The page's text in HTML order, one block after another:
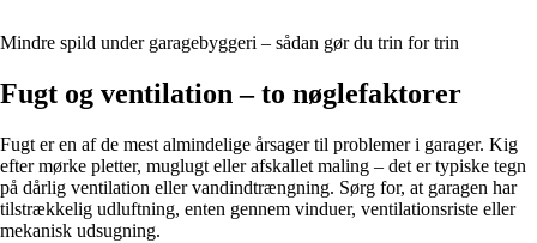
Mindre spild under garagebyggeri – sådan gør du trin for trin
Fugt og ventilation – to nøglefaktorer
Fugt er en af de mest almindelige årsager til problemer i garager. Kig
efter mørke pletter, muglugt eller afskallet maling – det er typiske tegn
på dårlig ventilation eller vandindtrængning. Sørg for, at garagen har
tilstrækkelig udluftning, enten gennem vinduer, ventilationsriste eller
mekanisk udsugning.